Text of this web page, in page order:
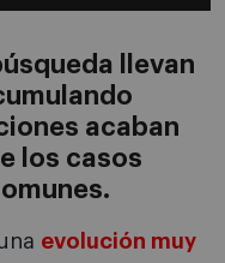
llevan
acaban
los casos
evolución muy